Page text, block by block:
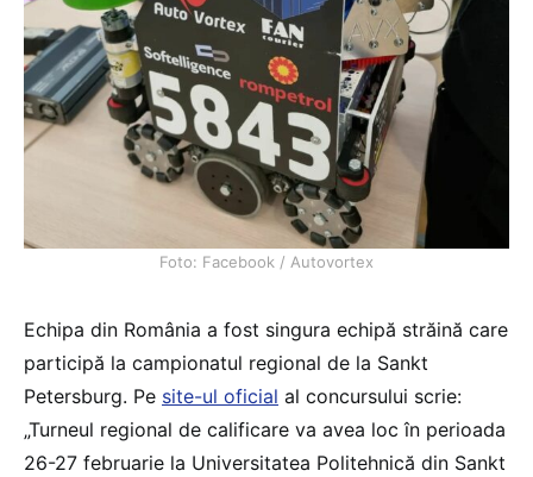
Foto: Facebook / Autovortex
Echipa din România a fost singura echipă străină care
participă la campionatul regional de la Sankt
Petersburg. Pe site-ul oficial al concursului scrie:
„Turneul regional de calificare va avea loc în perioada
26-27 februarie la Universitatea Politehnică din Sankt